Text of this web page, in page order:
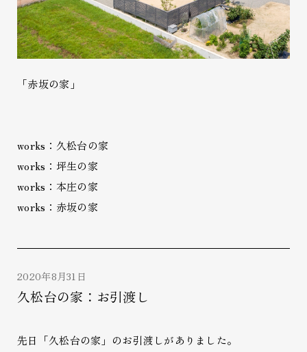
「赤坂の家」
works：久松台の家
works：坪生の家
works：本庄の家
works：赤坂の家
2020年8月31日
久松台の家：お引渡し
先日「久松台の家」のお引渡しがありました。